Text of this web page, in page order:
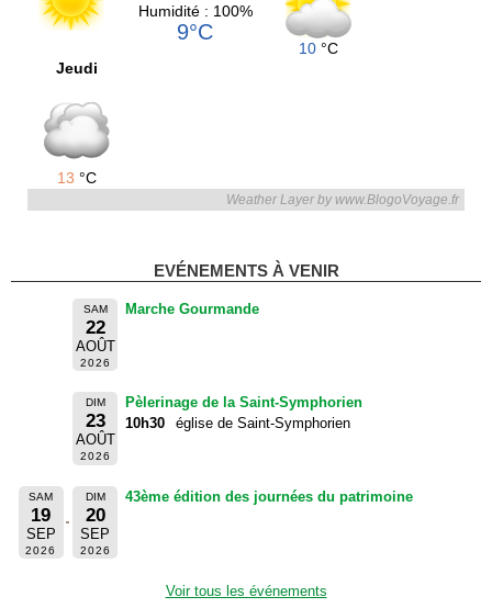
Humidité : 100%
9°C
10 °C
Jeudi
13 °C
Weather Layer by www.BlogoVoyage.fr
EVÉNEMENTS À VENIR
SAM
22
AOÛT
2026
Marche Gourmande
DIM
23
AOÛT
2026
Pèlerinage de la Saint-Symphorien
10h30
église de Saint-Symphorien
SAM
19
SEP
2026
DIM
20
SEP
2026
43ème édition des journées du patrimoine
Voir tous les événements